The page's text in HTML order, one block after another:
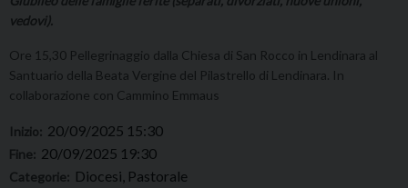
vedovi).
Ore 15,30 Pellegrinaggio dalla Chiesa di San Rocco in Lendinara al
Santuario della Beata Vergine del Pilastrello di Lendinara. In
collaborazione con Cammino Emmaus
Inizio: 20/09/2025 15:30
Fine: 20/09/2025 19:30
Categorie: Diocesi, Pastorale